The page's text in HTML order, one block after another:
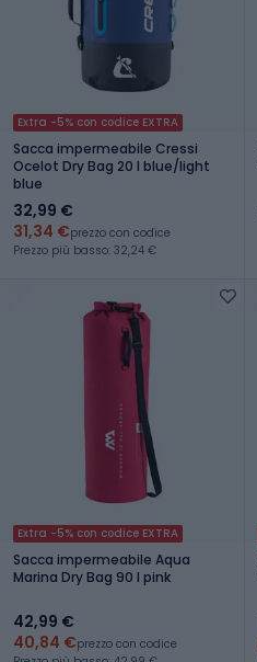
Extra -5% con codice EXTRA
Sacca impermeabile Cressi
Ocelot Dry Bag 20 l blue/light
blue
32,99 €
31,34 €prezzo con codice
Prezzo più basso: 32,24 €
Extra -5% con codice EXTRA
Sacca impermeabile Aqua
Marina Dry Bag 90 l pink
42,99 €
40,84 €prezzo con codice